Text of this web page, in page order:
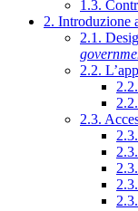
1.3.
2. Introduzione
2.1.
2.2.
2.3.